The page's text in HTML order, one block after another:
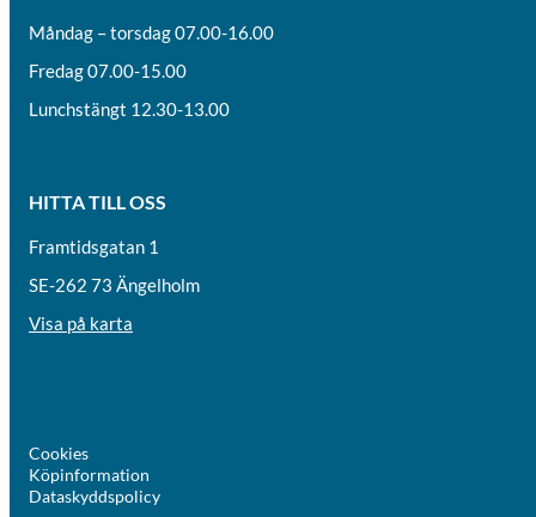
Måndag – torsdag 07.00-16.00
Fredag 07.00-15.00
Lunchstängt 12.30-13.00
HITTA TILL OSS
Framtidsgatan 1
SE-262 73 Ängelholm
Visa på karta
Cookies
Köpinformation
Dataskyddspolicy